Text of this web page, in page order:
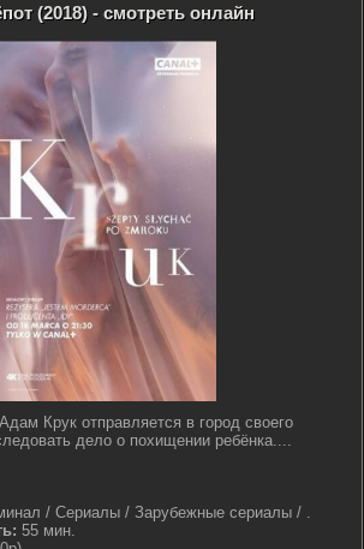
(2018) - смотреть онлайн
Крук отправляется в город своего
дело о похищении ребёнка....
/ Сериалы / Зарубежные сериалы / .
55 мин.